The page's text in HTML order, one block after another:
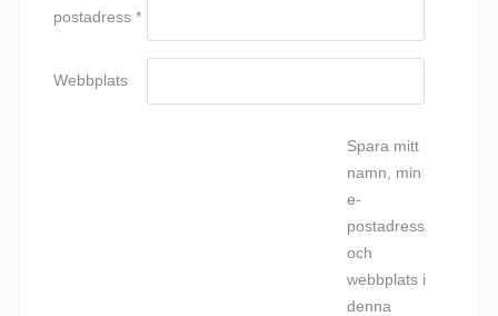
postadress *
Webbplats
Spara mitt
namn, min
e-
postadress
och
webbplats i
denna